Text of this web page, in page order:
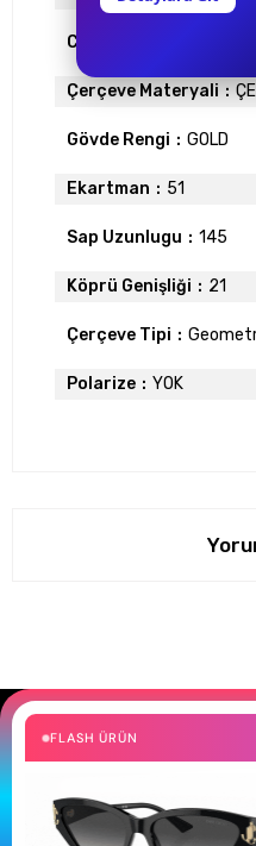
Cam Rengi
Çerçeve Materyali
Gövde Rengi GOLD
Ekartman 51
Sap Uzunlugu 145
Köprü Genişliği 21
Çerçeve Tipi
Polarize YOK
Size
Hemen Kayıt Ol
Üyelik koşullarınıvekişisel
FLASH ÜRÜN